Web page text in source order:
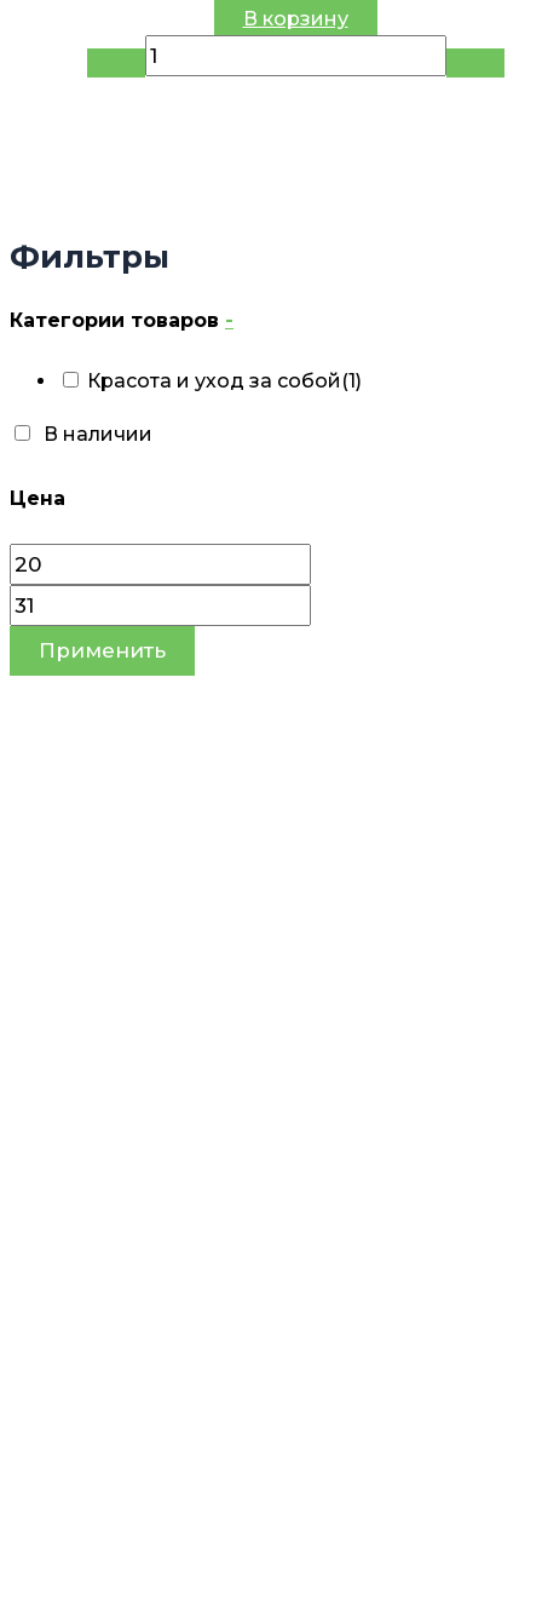
Фильтры
Категории товаров -
Красота и уход за собой (1)
В наличии
Цена
Применить
В корзину